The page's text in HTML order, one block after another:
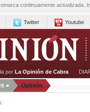
continuamente
Twitter Youtube
por La Opinión de Cabra |
Opinión